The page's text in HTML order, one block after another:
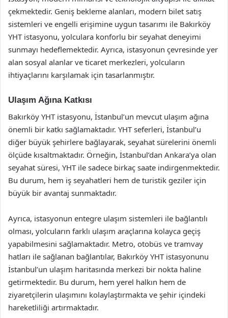
çekmektedir. Geniş bekleme alanları, modern bilet satış
sistemleri ve engelli erişimine uygun tasarımı ile Bakırköy
YHT istasyonu, yolculara konforlu bir seyahat deneyimi
sunmayı hedeflemektedir. Ayrıca, istasyonun çevresinde yer
alan sosyal alanlar ve ticaret merkezleri, yolcuların
ihtiyaçlarını karşılamak için tasarlanmıştır.
Ulaşım Ağına Katkısı
Bakırköy YHT istasyonu, İstanbul’un mevcut ulaşım ağına
önemli bir katkı sağlamaktadır. YHT seferleri, İstanbul’u
diğer büyük şehirlere bağlayarak, seyahat sürelerini önemli
ölçüde kısaltmaktadır. Örneğin, İstanbul’dan Ankara’ya olan
seyahat süresi, YHT ile sadece birkaç saate indirgenmektedir.
Bu durum, hem iş seyahatleri hem de turistik geziler için
büyük bir avantaj sunmaktadır.
Ayrıca, istasyonun entegre ulaşım sistemleri ile bağlantılı
olması, yolcuların farklı ulaşım araçlarına kolayca geçiş
yapabilmesini sağlamaktadır. Metro, otobüs ve tramvay
hatları ile sağlanan bağlantılar, Bakırköy YHT istasyonunu
İstanbul’un ulaşım haritasında merkezi bir nokta haline
getirmektedir. Bu durum, hem yerel halkın hem de
ziyaretçilerin ulaşımını kolaylaştırmakta ve şehir içindeki
hareketliliği artırmaktadır.